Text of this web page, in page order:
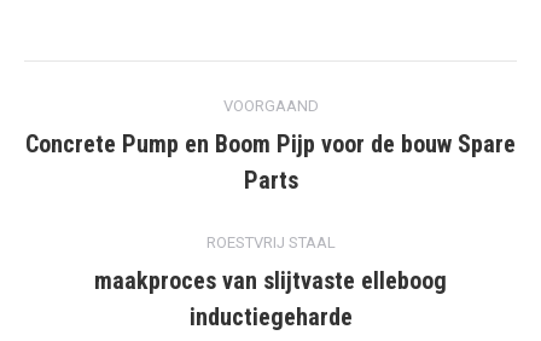
navigatie
VOORGAAND
Vorige
post:
Concrete Pump en Boom Pijp voor de bouw Spare
Parts
ROESTVRIJ STAAL
volgende
post:
maakproces van slijtvaste elleboog
inductiegeharde